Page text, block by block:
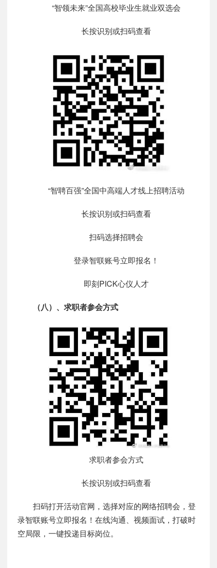
“智领未来”全国高校毕业生就业双选会
长按识别或扫码查看
“智聘百强”全国中高端人才线上招聘活动
长按识别或扫码查看
扫码选择招聘会
登录智联账号立即报名！
即刻PICK心仪人才
（八）、求职者参会方式
求职者参会方式
长按识别或扫码查看
扫码打开活动官网，选择对应的网络招聘会，登
录智联账号立即报名！在线沟通、视频面试，打破时
空局限，一键投递目标岗位。